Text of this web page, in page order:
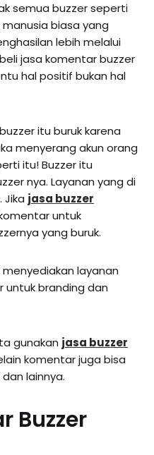
semua buzzer seperti
biasa yang
lebih melalui
jasa komentar buzzer
hal positif bukan hal
itu buruk karena
menyerang akun orang
itu! Buzzer itu
nya. Layanan yang di
Jika jasa buzzer
untuk
yang buruk.
layanan
branding dan
gunakan jasa buzzer
komentar juga bisa
lainnya.
Buzzer